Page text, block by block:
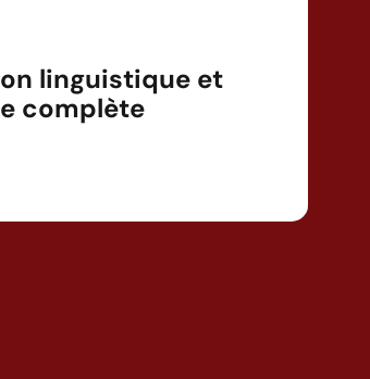
linguistique et
complète